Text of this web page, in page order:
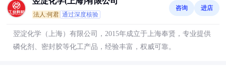
法人:何君 通过深度核验
咨询 进店
翌淀化学（上海）有限公司，2015年成立于上海奉贤，专业提供
磷化剂、密封胶等化工产品，经验丰富，权威可靠。